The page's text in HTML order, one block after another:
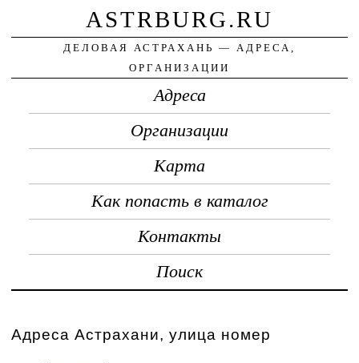
ASTRBURG.RU
ДЕЛОВАЯ АСТРАХАНЬ — АДРЕСА,
ОРГАНИЗАЦИИ
Адреса
Организации
Карта
Как попасть в каталог
Контакты
Поиск
Адреса Астрахани, улица номер